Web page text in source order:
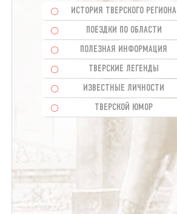
ИСТОРИЯ ТВЕРСКОГО РЕГИОНА
ПОЕЗДКИ ПО ОБЛАСТИ
ПОЛЕЗНАЯ ИНФОРМАЦИЯ
ТВЕРСКИЕ ЛЕГЕНДЫ
ИЗВЕСТНЫЕ ЛИЧНОСТИ
ТВЕРСКОЙ ЮМОР